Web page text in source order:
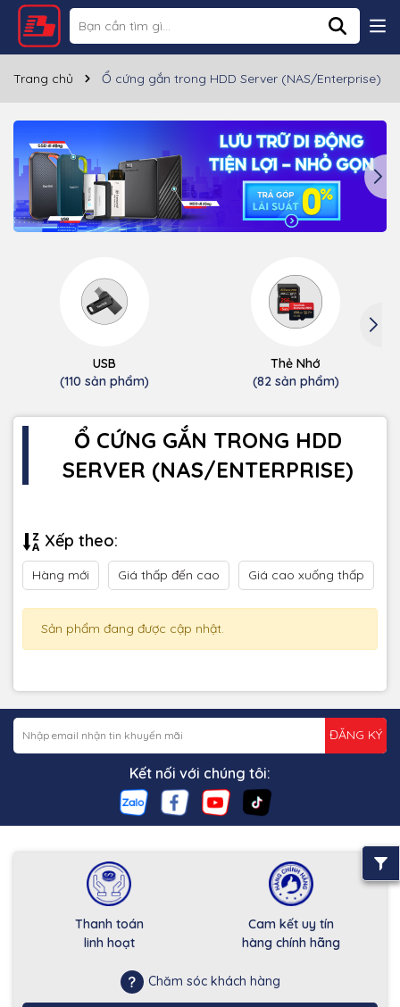
Trang chủ Ổ cứng gắn trong HDD Server (NAS/Enterprise)
USB
(110 sản phẩm)
Thẻ Nhớ
(82 sản phẩm)
Ổ CỨNG GẮN TRONG HDD
SERVER (NAS/ENTERPRISE)
Xếp theo:
Hàng mới Giá thấp đến cao Giá cao xuống thấp
Sản phẩm đang được cập nhật.
ĐĂNG KÝ
Kết nối với chúng tôi:
Thanh toán
linh hoạt
Cam kết uy tín
hàng chính hãng
Chăm sóc khách hàng